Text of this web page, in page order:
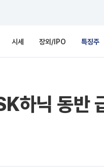
시세 장외/IPO 특징주
하닉 동반